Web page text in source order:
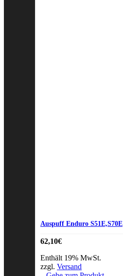
Auspuff Enduro S51E,S70E
62,10€
Enthält 19% MwSt.
zzgl. Versand